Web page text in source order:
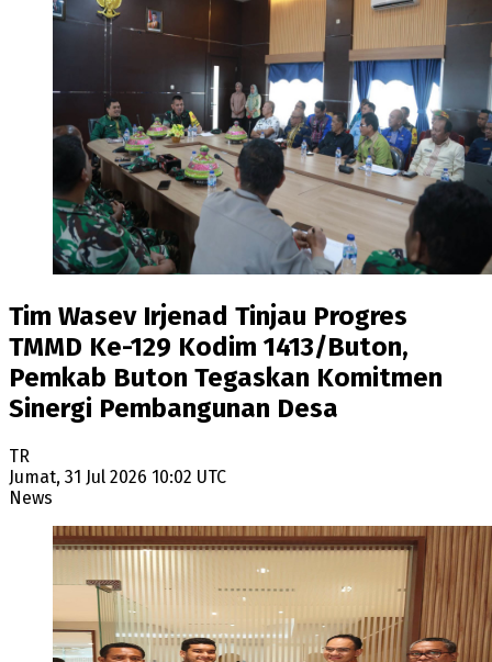
Tim Wasev Irjenad Tinjau Progres
TMMD Ke-129 Kodim 1413/Buton,
Pemkab Buton Tegaskan Komitmen
Sinergi Pembangunan Desa
TR
Jumat, 31 Jul 2026 10:02 UTC
News